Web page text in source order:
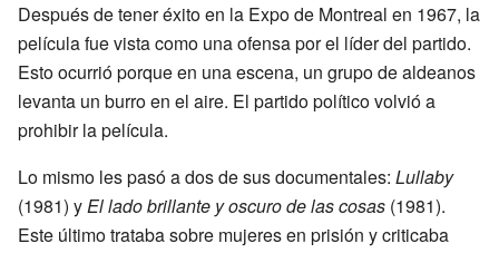
Después de tener éxito en la Expo de Montreal en 1967, la
película fue vista como una ofensa por el líder del partido.
Esto ocurrió porque en una escena, un grupo de aldeanos
levanta un burro en el aire. El partido político volvió a
prohibir la película.
Lo mismo les pasó a dos de sus documentales: Lullaby
(1981) yEl lado brillante y oscuro de las cosas (1981).
Este último trataba sobre mujeres en prisión y criticaba